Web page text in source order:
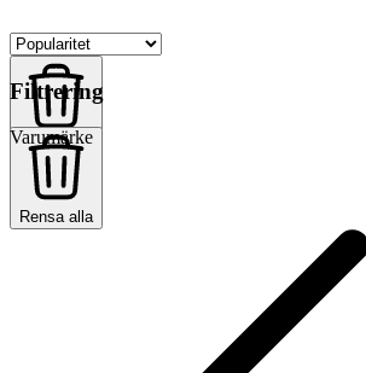
Rensa alla
Filtrering
Rensa alla
Varumärke